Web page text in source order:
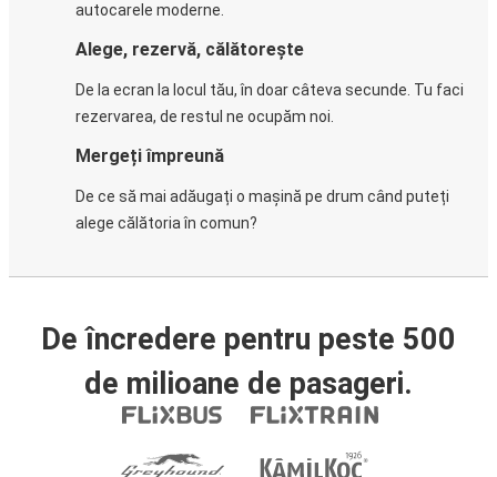
autocarele moderne.
Alege, rezervă, călătorește
De la ecran la locul tău, în doar câteva secunde. Tu faci
rezervarea, de restul ne ocupăm noi.
Mergeți împreună
De ce să mai adăugați o mașină pe drum când puteți
alege călătoria în comun?
De încredere pentru peste 500
de milioane de pasageri.